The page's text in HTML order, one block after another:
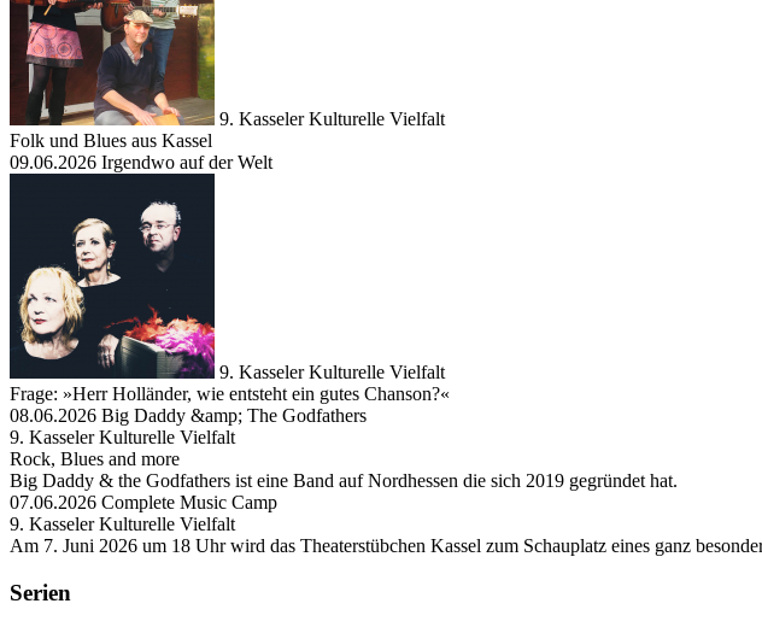
9. Kasseler Kulturelle Vielfalt
Folk und Blues aus Kassel
09.06.2026 Irgendwo auf der Welt
9. Kasseler Kulturelle Vielfalt
Frage: »Herr Holländer, wie entsteht ein gutes Chanson?«
08.06.2026 Big Daddy &amp; The Godfathers
9. Kasseler Kulturelle Vielfalt
Rock, Blues and more
Big Daddy & the Godfathers ist eine Band auf Nordhessen die sich 2019 gegründet hat.
07.06.2026 Complete Music Camp
9. Kasseler Kulturelle Vielfalt
Am 7. Juni 2026 um 18 Uhr wird das Theaterstübchen Kassel zum Schauplatz eines ganz
Serien